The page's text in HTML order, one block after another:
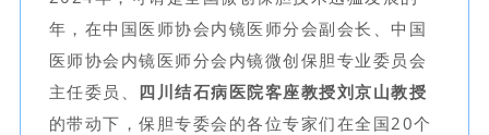
年，在中国医师协会内镜医师分会副会长、中国
医师协会内镜医师分会内镜微创保胆专业委员会
主任委员、 四川结石病医院客座教授刘京山教授
的带动下，保胆专委会的各位专家们在全国20个